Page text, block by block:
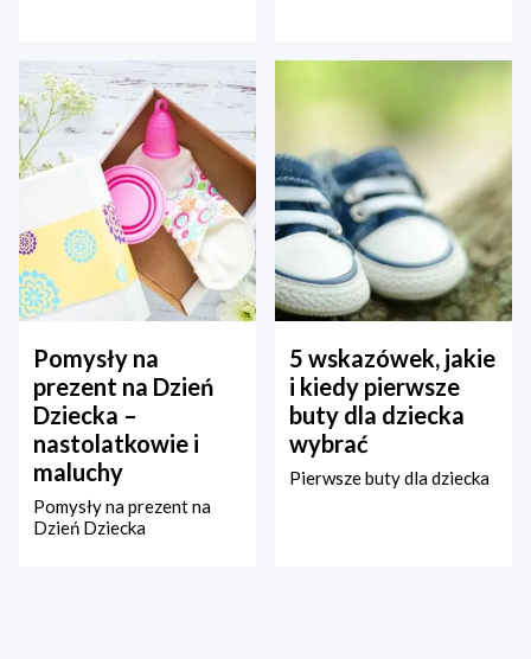
Pomysły na
prezent na Dzień
Dziecka –
nastolatkowie i
maluchy
Pomysły na prezent na
Dzień Dziecka
5 wskazówek, jakie
i kiedy pierwsze
buty dla dziecka
wybrać
Pierwsze buty dla dziecka